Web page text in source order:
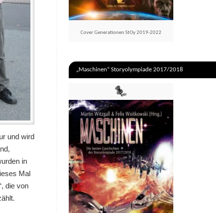
und wird
in
Mal
die von
Cover Generationen StOy 2019-2022
„Maschinen“ Storyolympiade 2017/2018